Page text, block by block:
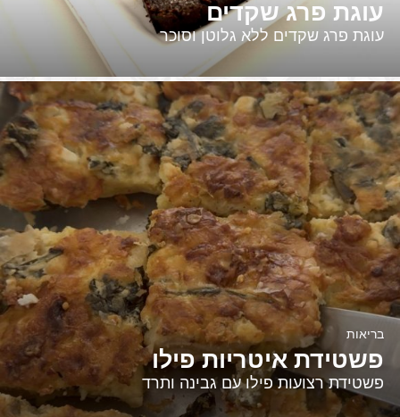
עוגת פרג שקדים
עוגת פרג שקדים ללא גלוטן וסוכר
פשטידת איטריות פילו
בריאות
פשטידת רצועות פילו עם גבינה ותרד